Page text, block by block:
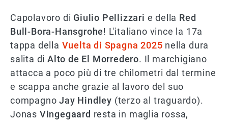
Capolavoro di Giulio Pellizzari e della Red
Bull-Bora-Hansgrohe! L'italiano vince la 17a
tappa della Vuelta di Spagna 2025 nella dura
salita di Alto de El Morredero. Il marchigiano
attacca a poco più di tre chilometri dal termine
e scappa anche grazie al lavoro del suo
compagnoJay Hindley (terzo al traguardo).
Jonas Vingegaard resta in maglia rossa,